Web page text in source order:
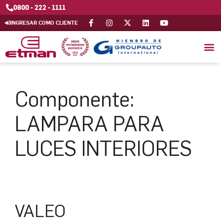
0800 - 222 - 1111
INGRESAR COMO CLIENTE
Componente:
LAMPARA PARA
LUCES INTERIORES
VALEO